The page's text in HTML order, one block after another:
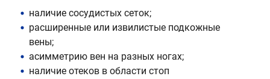
наличие сосудистых сеток;
расширенные или извилистые подкожные
вены;
асимметрию вен на разных ногах;
наличие отеков в области стоп